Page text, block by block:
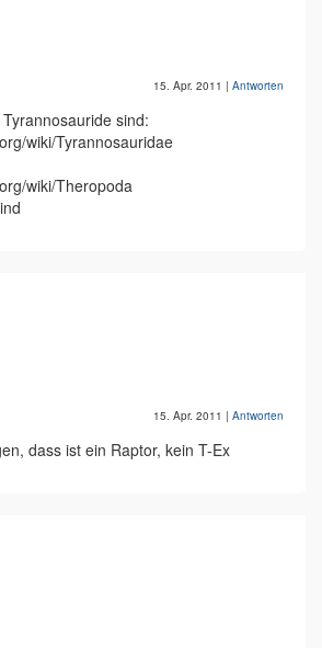
15. Apr. 2011 | Antworten
sind:
wiki/Tyrannosauridae
wiki/Theropoda
15. Apr. 2011 | Antworten
dass ist ein Raptor, kein T-Ex